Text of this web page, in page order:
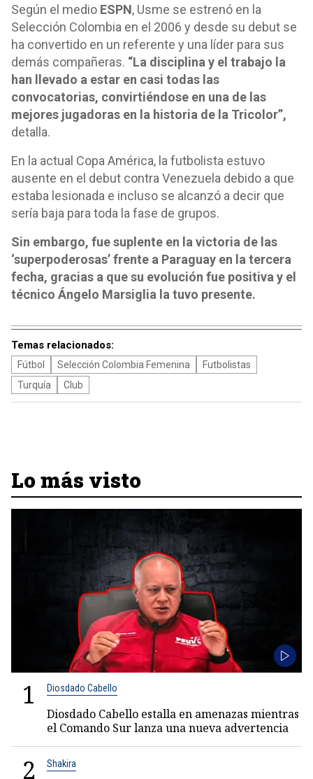
Según el medio ESPN, Usme se estrenó en la
Selección Colombia en el 2006 y desde su debut se
ha convertido en un referente y una líder para sus
demás compañeras. “La disciplina y el trabajo la
han llevado a estar en casi todas las
convocatorias, convirtiéndose en una de las
mejores jugadoras en la historia de la Tricolor”,
detalla.
En la actual Copa América, la futbolista estuvo
ausente en el debut contra Venezuela debido a que
estaba lesionada e incluso se alcanzó a decir que
sería baja para toda la fase de grupos.
Sin embargo, fue suplente en la victoria de las
‘superpoderosas’ frente a Paraguay en la tercera
fecha, gracias a que su evolución fue positiva y el
técnico Ángelo Marsiglia la tuvo presente.
Temas relacionados:
Fútbol Selección Colombia Femenina
Futbolistas
Turquía
Club
Lo más visto
1 Diosdado Cabello
Diosdado Cabello estalla en amenazas mientras
el Comando Sur lanza una nueva advertencia
2 Shakira